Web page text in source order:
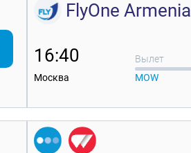
Вылет
MOW
16:40
Москва
FlyOne Armenia